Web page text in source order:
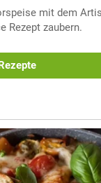
mit dem
Rezept zaubern.